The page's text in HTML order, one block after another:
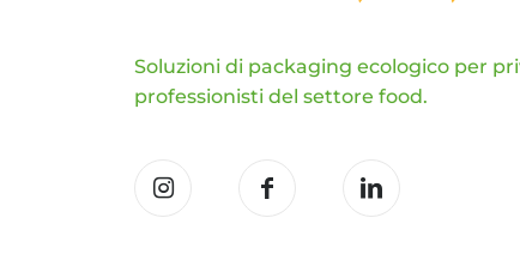
Soluzioni di packaging ecologico per
professionisti del settore food.